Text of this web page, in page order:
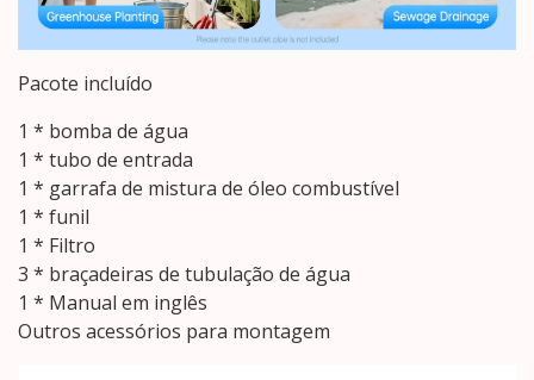
Pacote incluído
1 * bomba de água
1 * tubo de entrada
1 * garrafa de mistura de óleo combustível
1 * funil
1 * Filtro
3 * braçadeiras de tubulação de água
1 * Manual em inglês
Outros acessórios para montagem